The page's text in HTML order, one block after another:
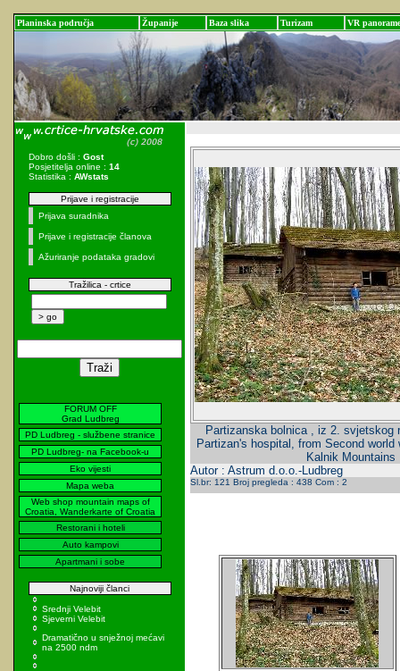
Planinska područja Županije Baza slika Turizam VR panorame
Dobro došli : Gost
Posjetitelja online : 14
Statistika : AWstats
Prijave i registracije
Prijava suradnika
Prijave i registracije članova
Ažuriranje podataka gradovi
Tražilica - crtice
FORUM OFF
Grad Ludbreg
PD Ludbreg - službene stranice
PD Ludbreg- na Facebook-u
Eko vijesti
Mapa weba
Web shop mountain maps of
Croatia, Wanderkarte of Croatia
Restorani i hoteli
Auto kampovi
Apartmani i sobe
Najnoviji članci
Srednji Velebit
Sjeverni Velebit
Dramatično u snježnoj mećavi
na 2500 ndm
Partizanska bolnica , iz 2. svjetskog
Partizan's hospital, from Second world
Kalnik Mountains
Autor : Astrum d.o.o.-Ludbreg
Sl.br: 121 Broj pregleda : 438 Com : 2